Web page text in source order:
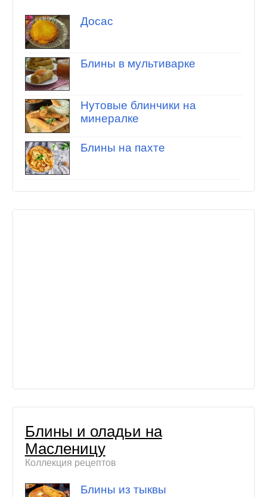
Досас
Блины в мультиварке
Нутовые блинчики на
минералке
Блины на пахте
Блины и оладьи на
Масленицу
Коллекция рецептов
Блины из тыквы